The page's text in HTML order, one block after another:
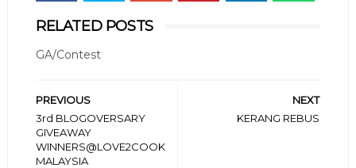
RELATED POSTS
GA/Contest
NEXT
KERANG REBUS
PREVIOUS
3rd BLOGOVERSARY
GIVEAWAY
WINNERS@LOVE2COOK
MALAYSIA